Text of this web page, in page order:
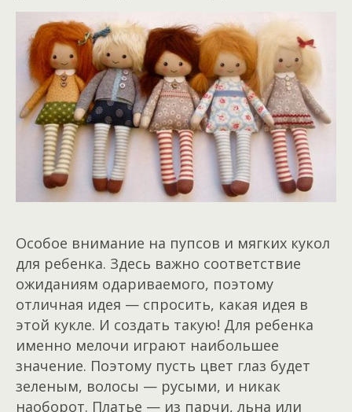
Особое внимание на пупсов и мягких кукол
для ребенка. Здесь важно соответствие
ожиданиям одариваемого, поэтому
отличная идея — спросить, какая идея в
этой кукле. И создать такую! Для ребенка
именно мелочи играют наибольшее
значение. Поэтому пусть цвет глаз будет
зеленым, волосы — русыми, и никак
наоборот. Платье — из парчи, льна или